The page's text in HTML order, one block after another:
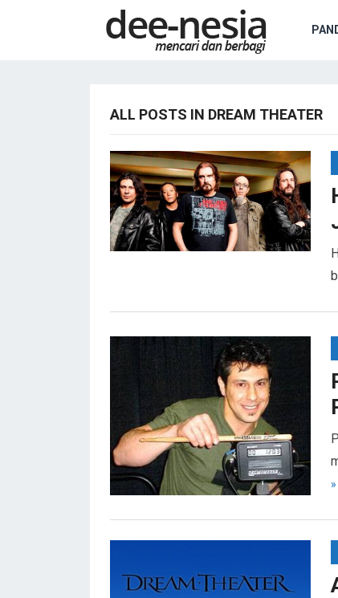
ALL POSTS IN DREAM THEATER
»